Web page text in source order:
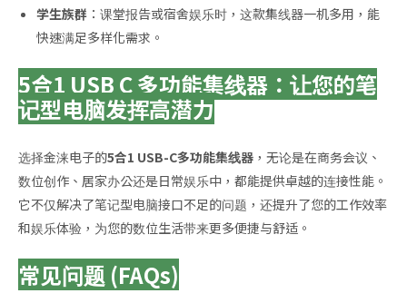
学生族群 ：课堂报告或宿舍娱乐时，这款集线器一机多用，能
快速满足多样化需求。
5合1 USB C 多功能集线器：让您的笔
记型电脑发挥高潜力
选择金涞电子的5合1 USB-C多功能集线器 ，无论是在商务会议、
数位创作、居家办公还是日常娱乐中，都能提供卓越的连接性能。
它不仅解决了笔记型电脑接口不足的问题，还提升了您的工作效率
和娱乐体验，为您的数位生活带来更多便捷与舒适。
常见问题 (FAQs)